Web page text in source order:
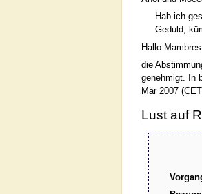
Hab ich
Geduld,
Hallo Mambres,
die
genehmigt. In
Mär 2007
Lust auf